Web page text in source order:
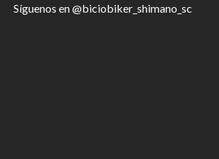
Síguenos en@biciobiker_shimano_sc